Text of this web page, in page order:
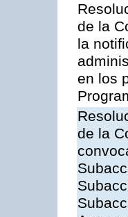
de la
la
en los
de la